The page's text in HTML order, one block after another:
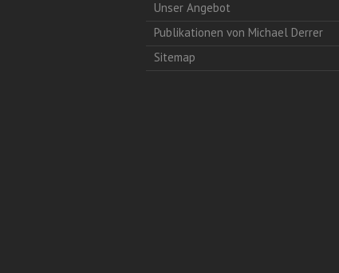
Unser Angebot
Publikationen von Michael Derrer
Sitemap